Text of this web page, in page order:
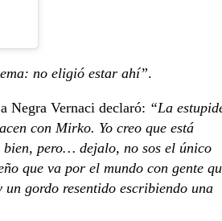
no eligió estar ahí”.
Negra Vernaci declaró: “La
con Mirko. Yo creo que está
pero… dejalo, no sos el único
que va por el mundo con gente
gordo resentido escribiendo una